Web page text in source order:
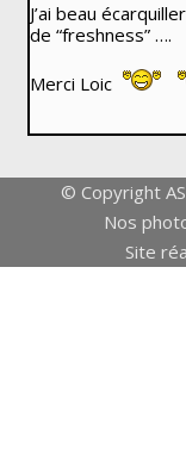
J’ai beau
de “freshness” ….
Merci Loic
© Copyright
Nos
Site